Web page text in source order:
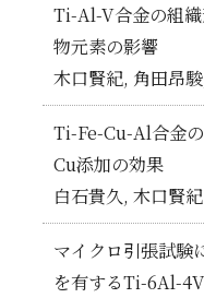
Ti-Al-V合金の組
物元素の影響
木口賢紀, 角田昂
Ti-Fe-Cu-Al合金
Cu添加の効果
白石貴久, 木口賢紀
マイクロ引張試験
を有するTi-6Al-